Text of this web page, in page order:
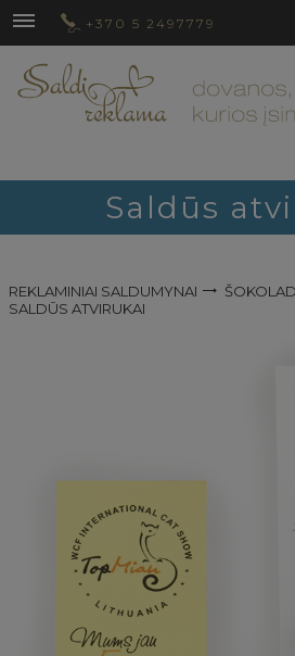
+370 5 2497779
Saldūs
REKLAMINIAI SALDUMYNAI
SALDŪS ATVIRUKAI